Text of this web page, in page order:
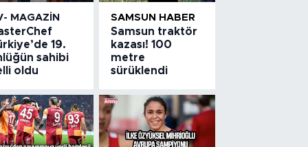
MAGAZIN
19.
sahibi
oldu
SAMSUN HABER
Samsun traktör
kazası! 100
metre
sürüklendi